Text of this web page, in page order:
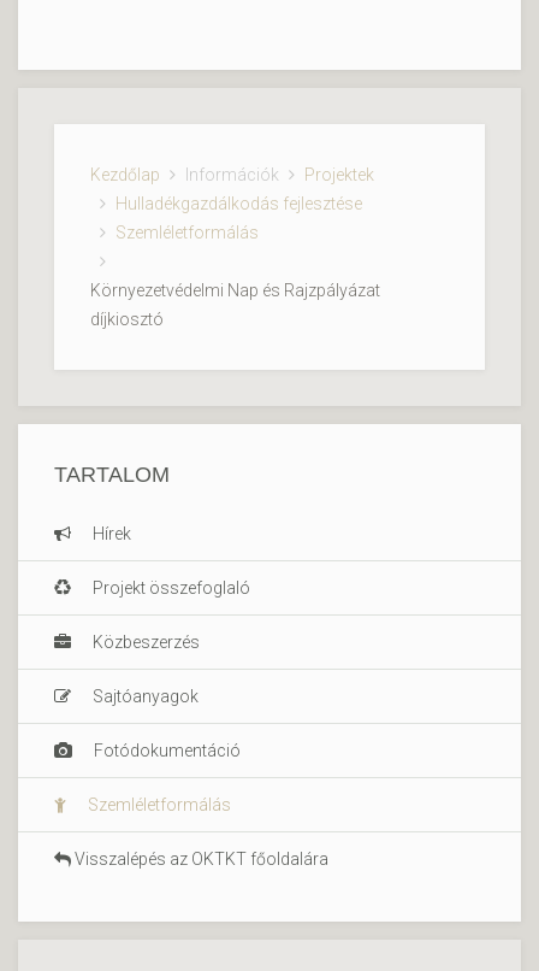
Kezdőlap Információk
Projektek
Hulladékgazdálkodás fejlesztése
Szemléletformálás
Környezetvédelmi Nap és Rajzpályázat
díjkiosztó
TARTALOM
Hírek
Projekt összefoglaló
Közbeszerzés
Sajtóanyagok
Fotódokumentáció
Szemléletformálás
Visszalépés az OKTKT főoldalára